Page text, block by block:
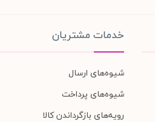
خدمات مشتریان
شیوه‌های ارسال
شیوه‌های پرداخت
رویه‌های بازگرداندن کالا